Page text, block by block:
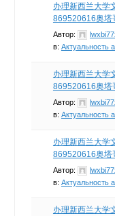
办理新西兰大学
869520616奥塔
Автор:
в: Актуальность
办理新西兰大学
869520616奥塔
Автор:
в: Актуальность
办理新西兰大学
869520616奥塔
Автор:
в: Актуальность
办理新西兰大学